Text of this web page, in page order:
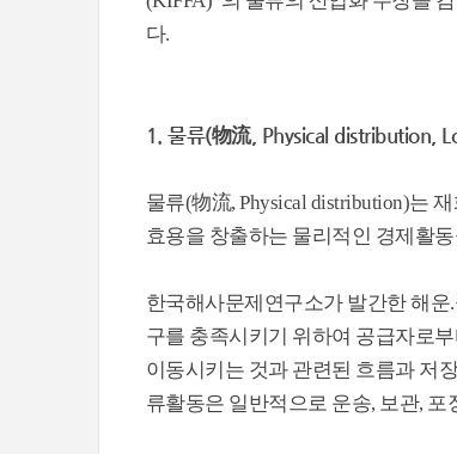
다.
1. 물류(物流, Physical distribution,
물류(物流, Physical distribution)는
효용을 창출하는 물리적인 경제활
한국해사문제연구소가 발간한 해
구를 충족시키기 위하여 공급자로
이동시키는 것과 관련된 흐름과 저
류활동은 일반적으로 운송, 보관,